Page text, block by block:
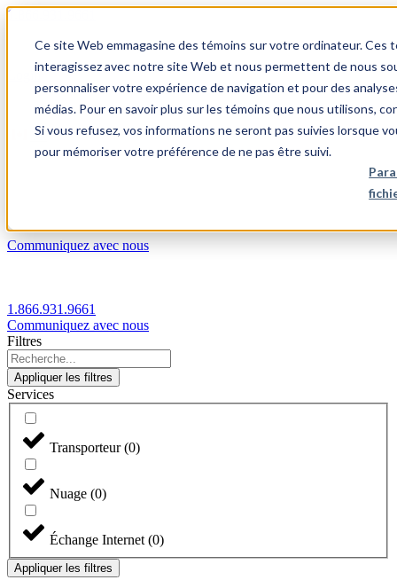
Ce site Web emmagasine des témoins sur votre ordinateur.
interagissez avec notre site Web et nous permettent de nous
personnaliser votre expérience de navigation et pour des
médias. Pour en savoir plus sur les témoins que nous utilisons,
Si vous refusez, vos informations ne seront pas suivies lorsque
pour mémoriser votre préférence de ne pas être suivi.
1.866.931.9661
Login
FR
Communiquez avec nous
1.866.931.9661
Communiquez avec nous
Filtres
Appliquer les filtres
Services
Transporteur(0)
Nuage (0)
Échange Internet (0)
Appliquer les filtres